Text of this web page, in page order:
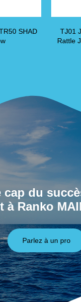
SHAD
TJ01
Rattle
cap du
à Ranko
Parlez à un pro